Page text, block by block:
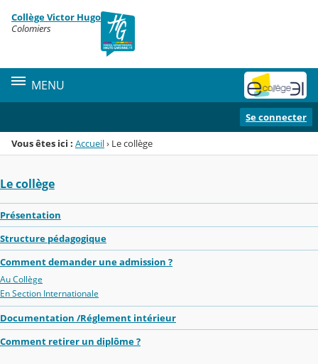
Menu de la rubrique
Contenu
Collège Victor Hugo
Colomiers
MENU
Se connecter
Vous êtes ici : Accueil› Le collège
Le collège
Présentation
Structure pédagogique
Comment demander une admission ?
Au Collège
En Section Internationale
Documentation /Réglement intérieur
Comment retirer un diplôme ?